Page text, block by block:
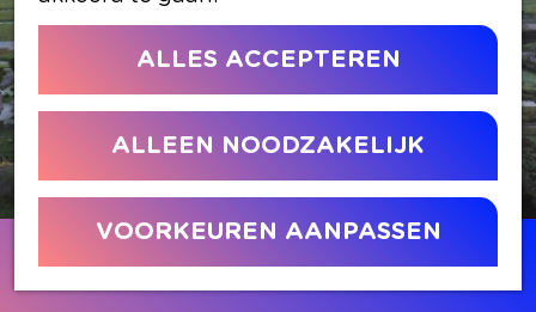
ALLES ACCEPTEREN
ALLEEN NOODZAKELIJK
VOORKEUREN AANPASSEN
Contact